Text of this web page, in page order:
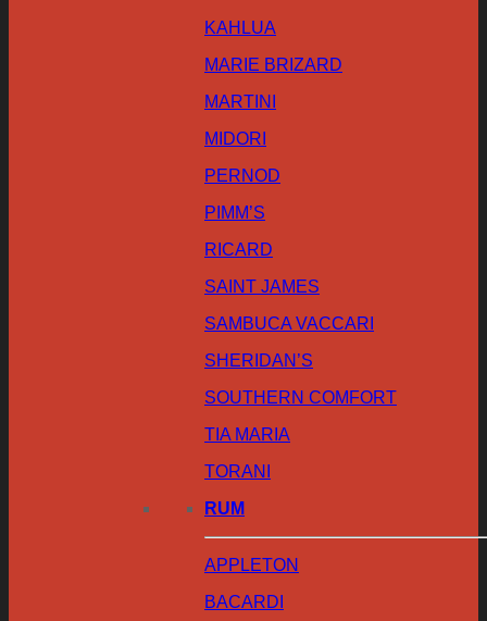
KAHLUA
MARIE BRIZARD
MARTINI
MIDORI
PERNOD
PIMM’S
RICARD
SAINT JAMES
SAMBUCA VACCARI
SHERIDAN’S
SOUTHERN COMFORT
TIA MARIA
TORANI
RUM
APPLETON
BACARDI